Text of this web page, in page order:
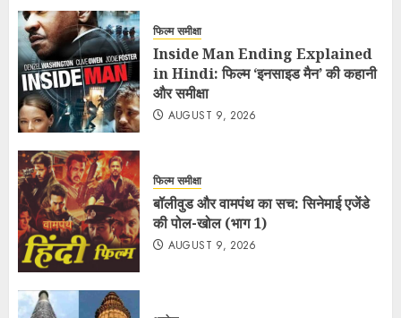
फिल्म समीक्षा
Inside Man Ending Explained
in Hindi: फिल्म ‘इनसाइड मैन’ की कहानी
और समीक्षा
AUGUST 9, 2026
फिल्म समीक्षा
बॉलीवुड और वामपंथ का सच: सिनेमाई एजेंडे
की पोल-खोल (भाग 1)
AUGUST 9, 2026